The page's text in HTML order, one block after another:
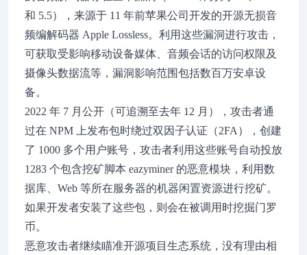
和 5.5），来源于 11 年前苹果公司开发的开源无损音
频编解码器 Apple Lossless。利用这些漏洞进行攻击，
可获取受影响移动设备媒体、音频会话的访问权限及
摄像头数据流等，漏洞影响范围包括数百万安卓设
备。
2022 年 7 月公开（可追溯至去年 12 月），攻击者通
过在 NPM 上发布包时绕过双因子认证（2FA），创建
了 1000 多个用户账号，攻击者利用这些账号自动投放
1283 个包含挖矿脚本 eazyminer 的恶意模块，利用数
据库、Web 等所在服务器的机器闲置资源进行挖矿。
如果开发者安装了这些包，则会在被调用时挖掘门罗
币。
恶意攻击者继续瞄准开源项目生态系统，没有理由相